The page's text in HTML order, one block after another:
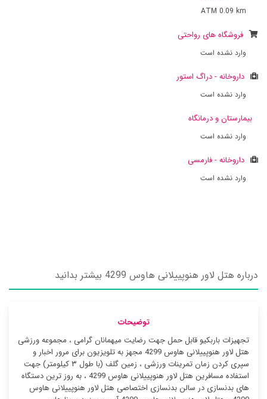
ATM 0.09 km
فروشگاه های رواحتی
وارد نشده است
داروخانه - دراگ استور
وارد نشده است
بیمارستان و درمانگاه
وارد نشده است
داروخانه - فارمسی
وارد نشده است
درباره هتل لاور هنوپییلانی هاوس 4299 بیشتر بدانید
توضیحات
تجهیزات باربکیو قابل حمل جهت رضایت میهمانان گرامی ، مجموعه ورزشی
هتل لاور هنوپییلانی هاوس 4299 مجهز به تلویزیون برای مرور اخبار و
سپری کردن زمان تمرینات ورزشی ، زمین گلف (با طول ۳ کیلومتر) جهت
استفاده مسافرین هتل لاور هنوپییلانی هاوس 4299 ، به روز ترین دستگاه
های بدنسازی در سالن بدنسازی اختصاصی هتل لاور هنوپییلانی هاوس